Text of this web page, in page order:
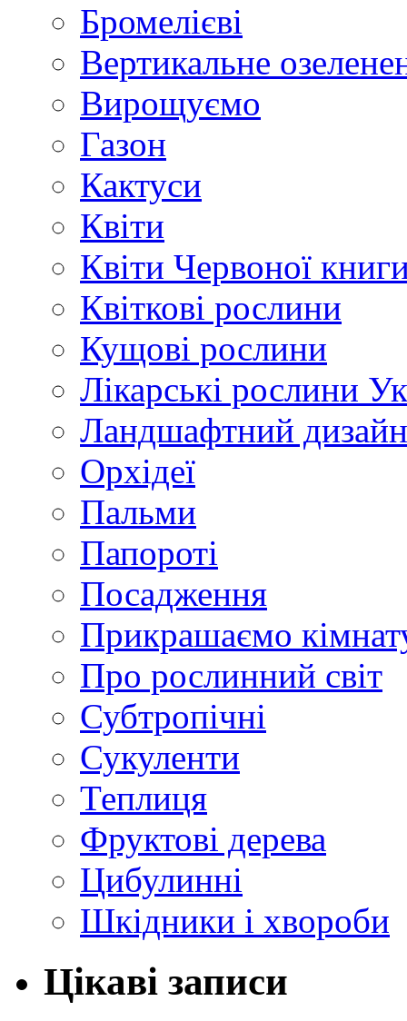
Бромелієві
Вертикальне
Вирощуємо
Газон
Кактуси
Квіти
Квіти Червоної
Квіткові рослини
Кущові рослини
Лікарські рослини
Ландшафтний дизайн
Орхідеї
Пальми
Папороті
Посадження
Прикрашаємо
Про рослинний світ
Субтропічні
Сукуленти
Теплиця
Фруктові дерева
Цибулинні
Шкідники і хвороби
Цікаві записи